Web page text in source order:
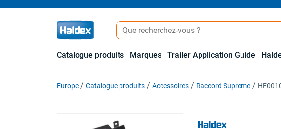
Catalogue produits Marques Trailer Application Guide
Europe Catalogue produits Accessoires Raccord Supreme